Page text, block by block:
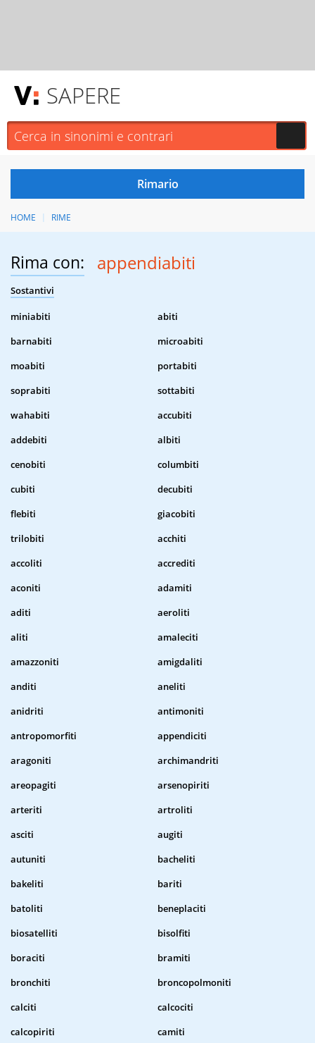
SAPERE
HOME RIME
Rima con: appendiabiti
Sostantivi
miniabiti
abiti
barnabiti
microabiti
moabiti
portabiti
soprabiti
sottabiti
wahabiti
accubiti
addebiti
albiti
cenobiti
columbiti
cubiti
decubiti
flebiti
giacobiti
trilobiti
acchiti
accoliti
accrediti
aconiti
adamiti
aditi
aeroliti
aliti
amaleciti
amazzoniti
amigdaliti
anditi
aneliti
anidriti
antimoniti
antropomorfiti
appendiciti
aragoniti
archimandriti
areopagiti
arsenopiriti
arteriti
artroliti
asciti
augiti
autuniti
bacheliti
bakeliti
bariti
batoliti
beneplaciti
biosatelliti
bisolfiti
boraciti
bramiti
bronchiti
broncopolmoniti
calciti
calcociti
calcopiriti
camiti